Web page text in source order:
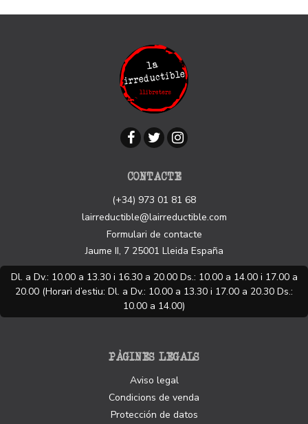
CONTACTE
(+34) 973 01 81 68
lairreductible@lairreductible.com
Formulari de contacte
Jaume II, 7 25001 Lleida España
Dl. a Dv.: 10.00 a 13.30 i 16.30 a 20.00 Ds.: 10.00 a 14.00 i 17.00 a
20.00 (Horari d’estiu: Dl. a Dv.: 10.00 a 13.30 i 17.00 a 20.30 Ds.:
10.00 a 14.00)
PÀGINES LEGALS
Aviso legal
Condicions de venda
Protección de datos